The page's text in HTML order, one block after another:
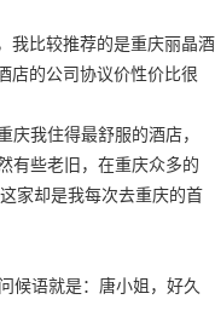
我比较推荐的是重庆丽晶酒
店的公司协议价性价比很
我住得最舒服的酒店，
有些老旧，在重庆众多的
家却是我每次去重庆的首
候语就是：唐小姐，好久